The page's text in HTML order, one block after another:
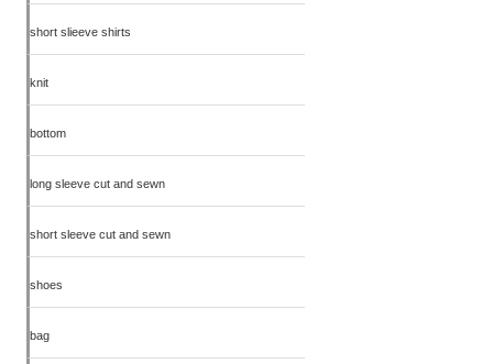
short slieeve shirts
knit
bottom
long sleeve cut and sewn
short sleeve cut and sewn
shoes
bag